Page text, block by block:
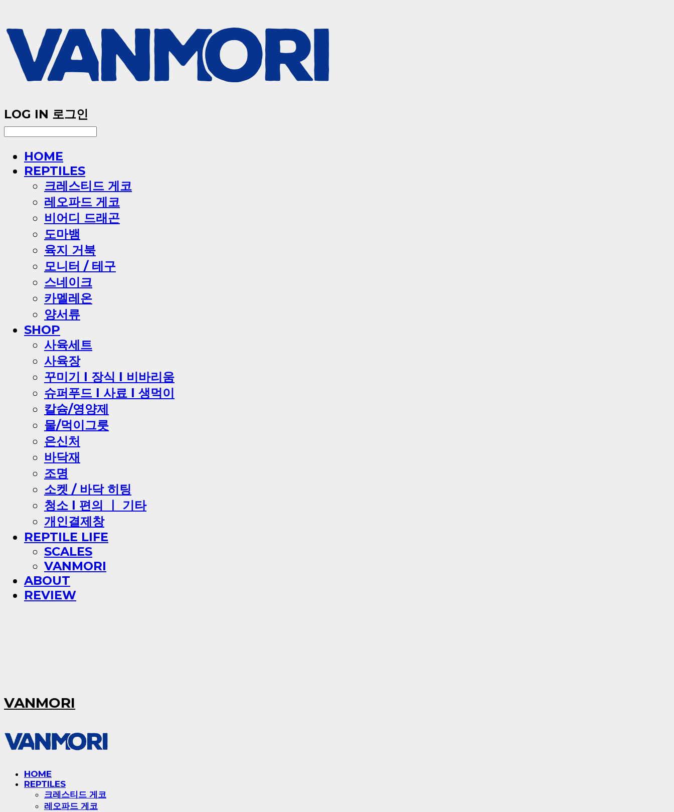
LOG IN 로그인
HOME
REPTILES
크레스티드 게코
레오파드 게코
비어디 드래곤
도마뱀
육지 거북
모니터 / 테구
스네이크
카멜레온
양서류
SHOP
사육세트
사육장
꾸미기 l 장식 l 비바리움
슈퍼푸드 l 사료 l 생먹이
칼슘/영양제
물/먹이그릇
은신처
바닥재
조명
소켓 / 바닥 히팅
청소 l 편의 ㅣ 기타
개인결제창
REPTILE LIFE
SCALES
VANMORI
ABOUT
REVIEW
VANMORI
HOME
REPTILES
크레스티드 게코
레오파드 게코